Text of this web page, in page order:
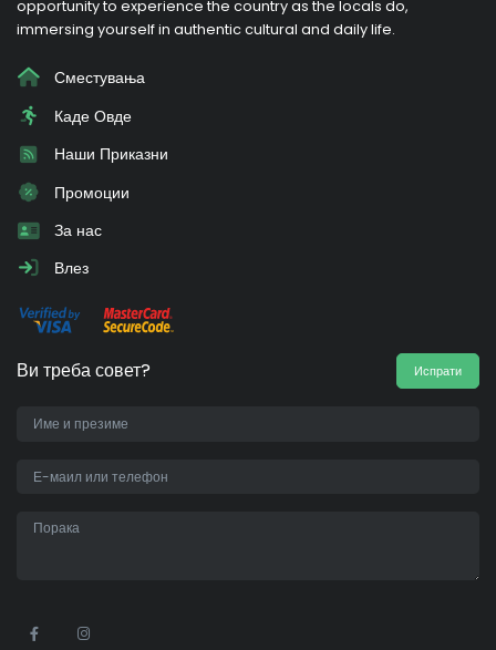
opportunity to experience the country as the locals do,
immersing yourself in authentic cultural and daily life.
Сместувања
Каде Овде
Наши Приказни
Промоции
За нас
Влез
Ви треба совет? Испрати